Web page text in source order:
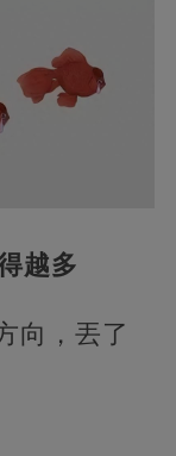
越多
向，丟了